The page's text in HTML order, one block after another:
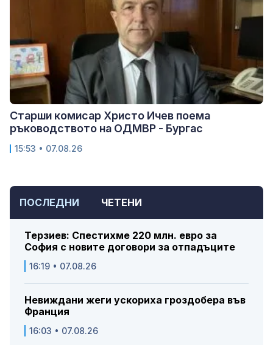
ПОСЛЕДНИ ЧЕТЕНИ
Терзиев: Спестихме 220 млн. евро за
София с новите договори за отпадъците
16:19 • 07.08.26
Невиждани жеги ускориха гроздобера във
Франция
16:03 • 07.08.26
Старши комисар Христо Ичев поема
ръководството на ОДМВР - Бургас
15:53 • 07.08.26